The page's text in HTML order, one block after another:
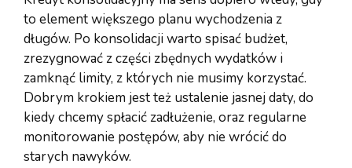
to element większego planu wychodzenia z
długów. Po konsolidacji warto spisać budżet,
zrezygnować z części zbędnych wydatków i
zamknąć limity, z których nie musimy korzystać.
Dobrym krokiem jest też ustalenie jasnej daty, do
kiedy chcemy spłacić zadłużenie, oraz regularne
monitorowanie postępów, aby nie wrócić do
starych nawyków.